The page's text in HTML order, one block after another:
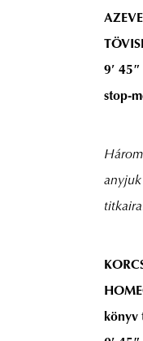
9′ 45″
stop-
anyjuk
könyv